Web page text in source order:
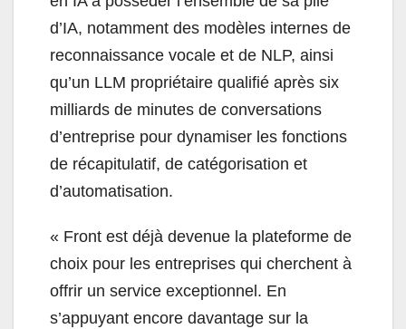
d’IA, notamment des modèles internes de
reconnaissance vocale et de NLP, ainsi
qu’un LLM propriétaire qualifié après six
milliards de minutes de conversations
d’entreprise pour dynamiser les fonctions
de récapitulatif, de catégorisation et
d’automatisation.
« Front est déjà devenue la plateforme de
choix pour les entreprises qui cherchent à
offrir un service exceptionnel. En
s’appuyant encore davantage sur la